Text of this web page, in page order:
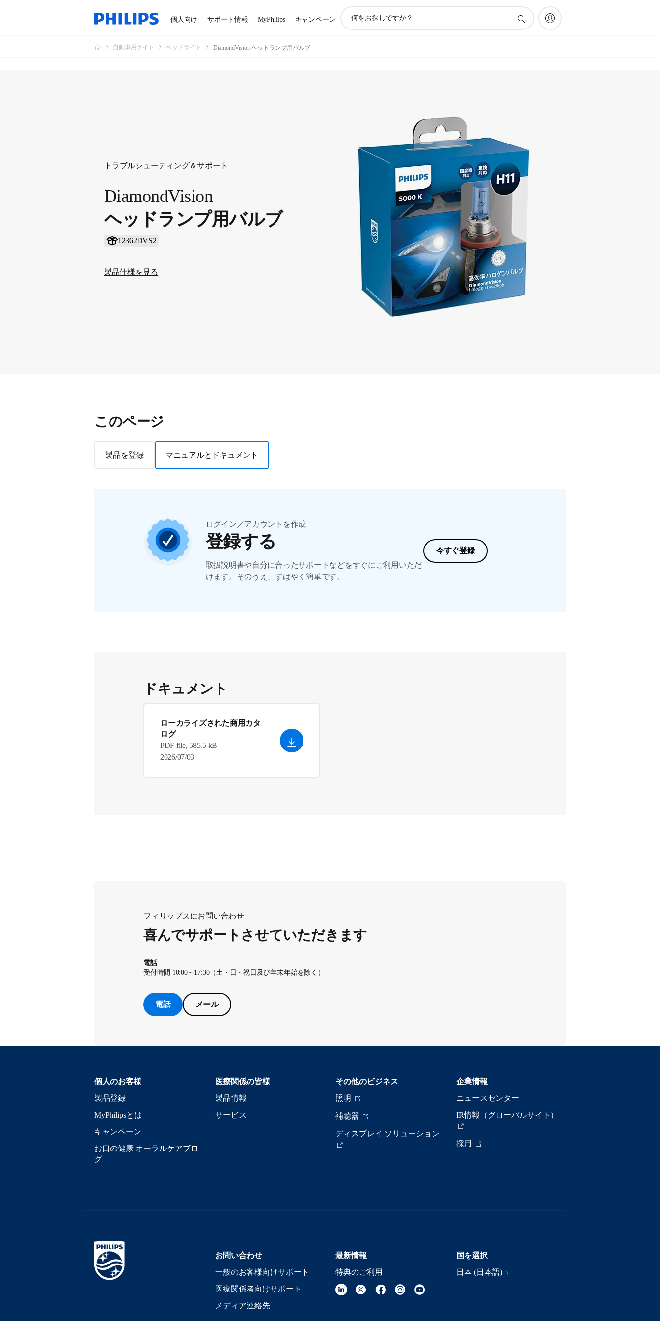
個人向け サポート情報 MyPhilips キャンペーン
自動車用ライト ヘッドライト DiamondVision ヘッドランプ用バルブ
トラブルシューティング＆サポート
DiamondVision
ヘッドランプ用バルブ
12362DVS2
製品仕様を見る
このページ
製品を登録 マニュアルとドキュメント
ログイン／アカウントを作成
登録する
取扱説明書や自分に合ったサポートなどをすぐにご利用いただ
けます。そのうえ、すばやく簡単です。
今すぐ登録
ドキュメント
ローカライズされた商用カタ
ログ
PDF file, 585.5 kB
2026/07/03
フィリップスにお問い合わせ
喜んでサポートさせていただきます
電話
受付時間 10:00～17:30（土・日・祝日及び年末年始を除く）
電話 メール
個人のお客様
製品登録
MyPhilipsとは
キャンペーン
お口の健康 オーラルケアブロ
グ
医療関係の皆様
製品情報
サービス
その他のビジネス
照明
補聴器
ディスプレイ ソリューション
企業情報
ニュースセンター
IR情報（グローバルサイト）
採用
お問い合わせ
一般のお客様向けサポート
医療関係者向けサポート
メディア連絡先
最新情報
特典のご利用
国を選択
日本 (日本語)